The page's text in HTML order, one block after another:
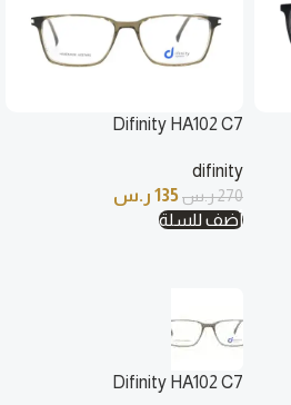
Difinity HA102 C7
difinity
270ر.س135 ر.س
أضف للسلة
Difinity HA102 C7